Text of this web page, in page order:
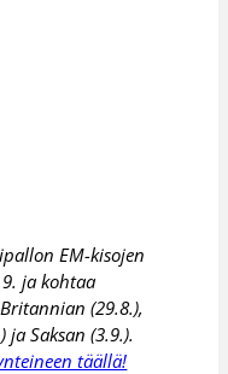
EM-kisojen
ja kohtaa
(29.8.),
Saksan (3.9.).
täällä!